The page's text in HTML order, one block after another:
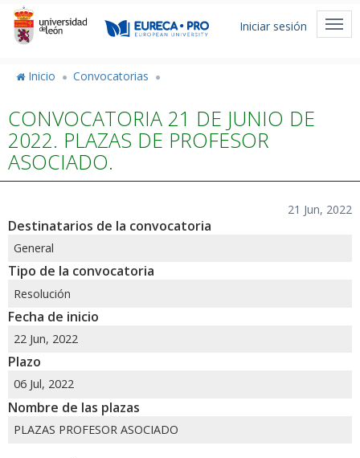
Pasar
contenido
Menú
usuario
Iniciar sesión
Inicio Convocatorias
CONVOCATORIA 21 DE JUNIO DE
2022. PLAZAS DE PROFESOR
ASOCIADO.
21 Jun, 2022
Destinatarios de la convocatoria
General
Tipo de la convocatoria
Resolución
Fecha de inicio
22 Jun, 2022
Plazo
06 Jul, 2022
Nombre de las plazas
PLAZAS PROFESOR ASOCIADO